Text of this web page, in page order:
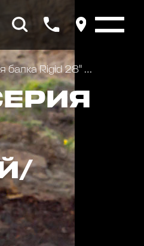
- Комбинированный свет (Ближний/Дальний)